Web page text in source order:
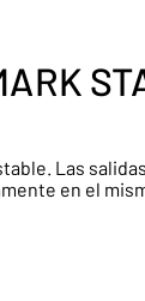
Las
en el